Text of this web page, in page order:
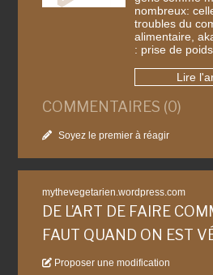
nombreux:
troubles du
alimentaire,
: prise de poids
Lire
COMMENTAIRES (0)
Soyez le premier à réagir
mythevegetarien.wordpress.com
DE L’ART DE FAIRE
FAUT QUAND ON EST
Proposer une modification